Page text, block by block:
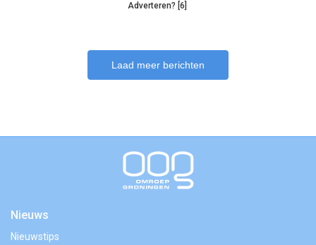
Adverteren? [6]
Laad meer berichten
Nieuws
Nieuwstips